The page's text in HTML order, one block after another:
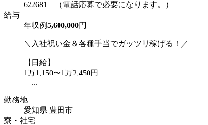
622681 （電話応募で必要になります。）
給与
年収例5,600,000円
＼入社祝い金＆各種手当でガッツリ稼げる！／
【日給】
1万1,150〜1万2,450円
...
勤務地
愛知県 豊田市
寮・社宅